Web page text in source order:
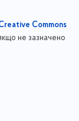
Commons
не зазначено